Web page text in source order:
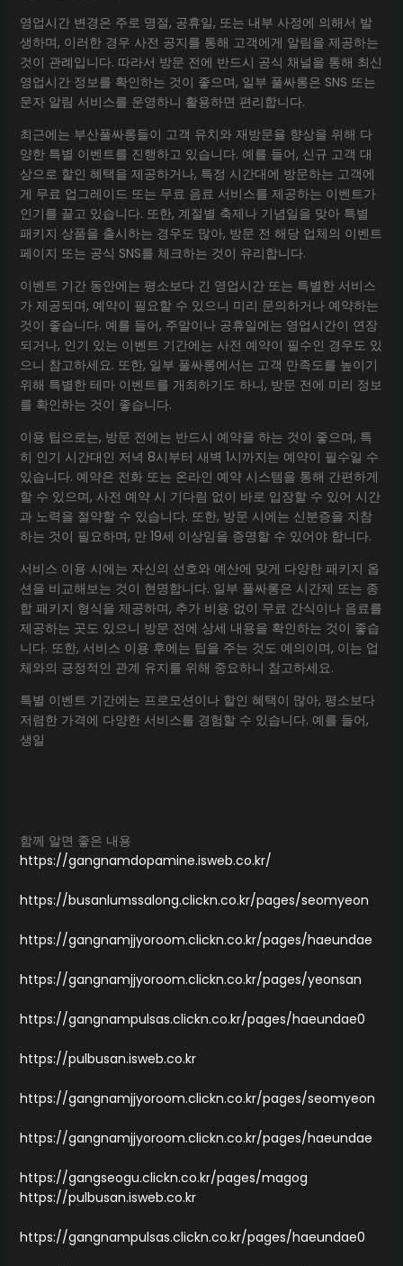
영업시간 변경은 주로 명절, 공휴일, 또는 내부 사정에 의해서 발
생하며, 이러한 경우 사전 공지를 통해 고객에게 알림을 제공하는
것이 관례입니다. 따라서 방문 전에 반드시 공식 채널을 통해 최신
영업시간 정보를 확인하는 것이 좋으며, 일부 풀싸롱은 SNS 또는
문자 알림 서비스를 운영하니 활용하면 편리합니다.
최근에는 부산풀싸롱들이 고객 유치와 재방문율 향상을 위해 다
양한 특별 이벤트를 진행하고 있습니다. 예를 들어, 신규 고객 대
상으로 할인 혜택을 제공하거나, 특정 시간대에 방문하는 고객에
게 무료 업그레이드 또는 무료 음료 서비스를 제공하는 이벤트가
인기를 끌고 있습니다. 또한, 계절별 축제나 기념일을 맞아 특별
패키지 상품을 출시하는 경우도 많아, 방문 전 해당 업체의 이벤트
페이지 또는 공식 SNS를 체크하는 것이 유리합니다.
이벤트 기간 동안에는 평소보다 긴 영업시간 또는 특별한 서비스
가 제공되며, 예약이 필요할 수 있으니 미리 문의하거나 예약하는
것이 좋습니다. 예를 들어, 주말이나 공휴일에는 영업시간이 연장
되거나, 인기 있는 이벤트 기간에는 사전 예약이 필수인 경우도 있
으니 참고하세요. 또한, 일부 풀싸롱에서는 고객 만족도를 높이기
위해 특별한 테마 이벤트를 개최하기도 하니, 방문 전에 미리 정보
를 확인하는 것이 좋습니다.
이용 팁으로는, 방문 전에는 반드시 예약을 하는 것이 좋으며, 특
히 인기 시간대인 저녁 8시부터 새벽 1시까지는 예약이 필수일 수
있습니다. 예약은 전화 또는 온라인 예약 시스템을 통해 간편하게
할 수 있으며, 사전 예약 시 기다림 없이 바로 입장할 수 있어 시간
과 노력을 절약할 수 있습니다. 또한, 방문 시에는 신분증을 지참
하는 것이 필요하며, 만 19세 이상임을 증명할 수 있어야 합니다.
서비스 이용 시에는 자신의 선호와 예산에 맞게 다양한 패키지 옵
션을 비교해보는 것이 현명합니다. 일부 풀싸롱은 시간제 또는 종
합 패키지 형식을 제공하며, 추가 비용 없이 무료 간식이나 음료를
제공하는 곳도 있으니 방문 전에 상세 내용을 확인하는 것이 좋습
니다. 또한, 서비스 이용 후에는 팁을 주는 것도 예의이며, 이는 업
체와의 긍정적인 관계 유지를 위해 중요하니 참고하세요.
특별 이벤트 기간에는 프로모션이나 할인 혜택이 많아, 평소보다
저렴한 가격에 다양한 서비스를 경험할 수 있습니다. 예를 들어,
생일
함께 알면 좋은 내용
https://gangnamdopamine.isweb.co.kr/
https://busanlumssalong.clickn.co.kr/pages/seomyeon
https://gangnamjjyoroom.clickn.co.kr/pages/haeundae
https://gangnamjjyoroom.clickn.co.kr/pages/yeonsan
https://gangnampulsas.clickn.co.kr/pages/haeundae0
https://pulbusan.isweb.co.kr
https://gangnamjjyoroom.clickn.co.kr/pages/seomyeon
https://gangnamjjyoroom.clickn.co.kr/pages/haeundae
https://gangseogu.clickn.co.kr/pages/magog
https://pulbusan.isweb.co.kr
https://gangnampulsas.clickn.co.kr/pages/haeundae0